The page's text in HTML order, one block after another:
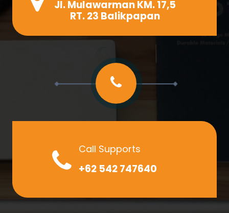
Jl. Mulawarman KM. 17,5
RT. 23 Balikpapan
Call Supports
+62 542 747640